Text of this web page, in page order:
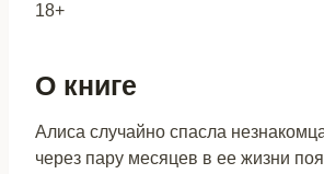
18+
О книге
Алиса случайно спасла
через пару месяцев в ее жизни